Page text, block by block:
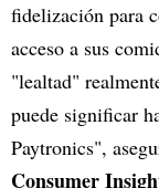
fidelización para
acceso a sus
"lealtad"
puede significar
Paytronics",
Consumer